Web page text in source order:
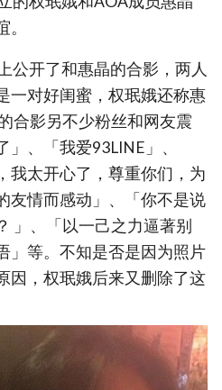
公开了和惠晶的合影，两人
一对好闺蜜，权珉娥还称惠
合影另不少粉丝和网友震
、「我爱93LINE」、
我太开心了，尊重你们，为
友情而感动」、「你不是说
」、「以一己之力逼著别
」等。不知是否是因为照片
因，权珉娥后来又删除了这